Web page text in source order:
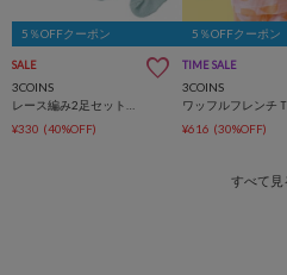
5％OFFクーポン
SALE
3COINS
¥330 (40%OFF)
5％OFFクーポン
TIME SALE
3COINS
¥616 (30%OFF)